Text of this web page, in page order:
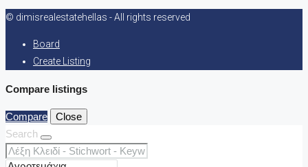
© dimisrealestatehellas - All rights reserved
Board
Create Listing
Compare listings
Compare
Close
Search